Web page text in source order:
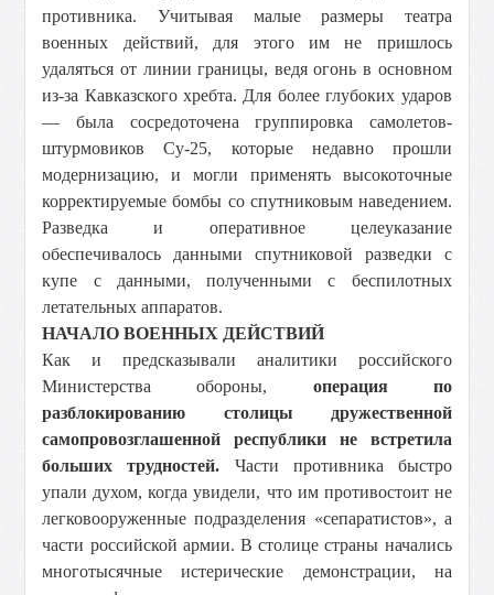
противника. Учитывая малые размеры театра
военных действий, для этого им не пришлось
удаляться от линии границы, ведя огонь в основном
из-за Кавказского хребта. Для более глубоких ударов
— была сосредоточена группировка самолетов-
штурмовиков Су-25, которые недавно прошли
модернизацию, и могли применять высокоточные
корректируемые бомбы со спутниковым наведением.
Разведка и оперативное целеуказание
обеспечивалось данными спутниковой разведки с
купе с данными, полученными с беспилотных
летательных аппаратов.
НАЧАЛО ВОЕННЫХ ДЕЙСТВИЙ
Как и предсказывали аналитики российского
Министерства обороны, операция по
разблокированию столицы дружественной
самопровозглашенной республики не встретила
больших трудностей. Части противника быстро
упали духом, когда увидели, что им противостоит не
легковооруженные подразделения «сепаратистов», а
части российской армии. В столице страны начались
многотысячные истерические демонстрации, на